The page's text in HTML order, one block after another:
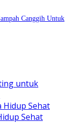
Canggih Untuk
untuk
Hidup Sehat
Sehat